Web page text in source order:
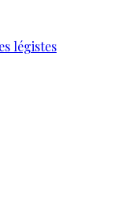
légistes